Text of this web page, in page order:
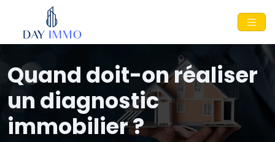
Quand doit-on réaliser
un diagnostic
immobilier ?